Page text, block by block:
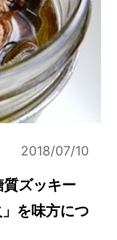
2018/07/10
ズッキー
を味方につ